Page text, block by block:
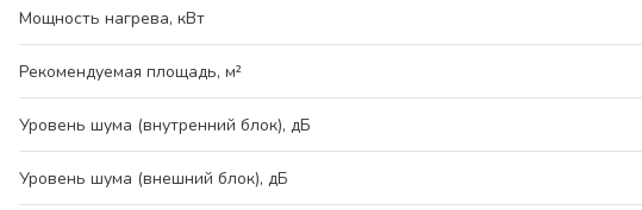
Мощность нагрева, кВт
Рекомендуемая площадь, м²
Уровень шума (внутренний блок), дБ
Уровень шума (внешний блок), дБ